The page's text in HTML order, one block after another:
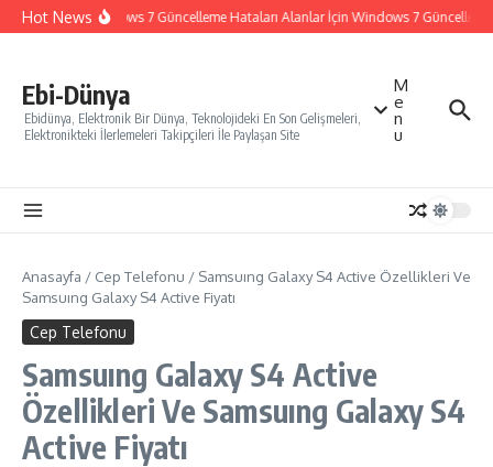
İçeriğe atla
Hot NewsWindows 7 Güncelleme Hataları Alanlar İçin Windows 7 Güncelleme
Ebi-Dünya
Ebidünya, Elektronik Bir Dünya, Teknolojideki En Son Gelişmeleri,
Elektronikteki İlerlemeleri Takipçileri İle Paylaşan Site
M
e
n
u
Anasayfa / Cep Telefonu / Samsuıng Galaxy S4 Active Özellikleri Ve
Samsuıng Galaxy S4 Active Fiyatı
Cep Telefonu
Samsuıng Galaxy S4 Active
Özellikleri Ve Samsuıng Galaxy S4
Active Fiyatı